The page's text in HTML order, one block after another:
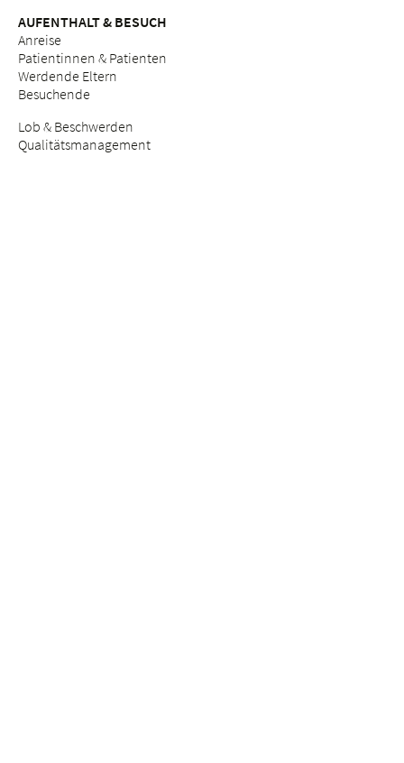
AUFENTHALT & BESUCH
Anreise
Patientinnen & Patienten
Werdende Eltern
Besuchende
Lob & Beschwerden
Qualitätsmanagement